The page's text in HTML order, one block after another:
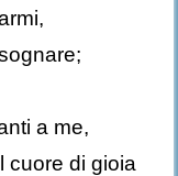
a me,
cuore di gioia